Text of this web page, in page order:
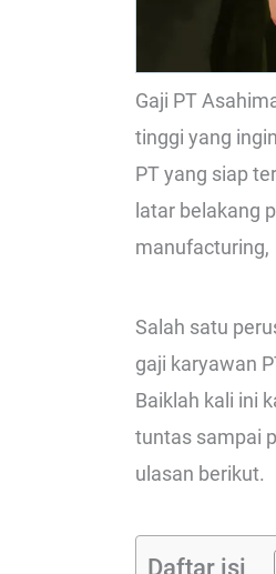
Gaji PT
tinggi yang
PT yang siap
latar belakang
manufacturing,
Salah satu
gaji karyawan
Baiklah kali ini
tuntas sampai
ulasan berikut.
Daftar isi